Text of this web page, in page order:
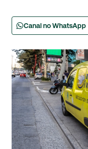
Canal no WhatsApp